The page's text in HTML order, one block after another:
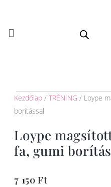
content
Kezdőlap /TRÉNING / Loype
borítással
Loype
fa, gumi
7 150 Ft